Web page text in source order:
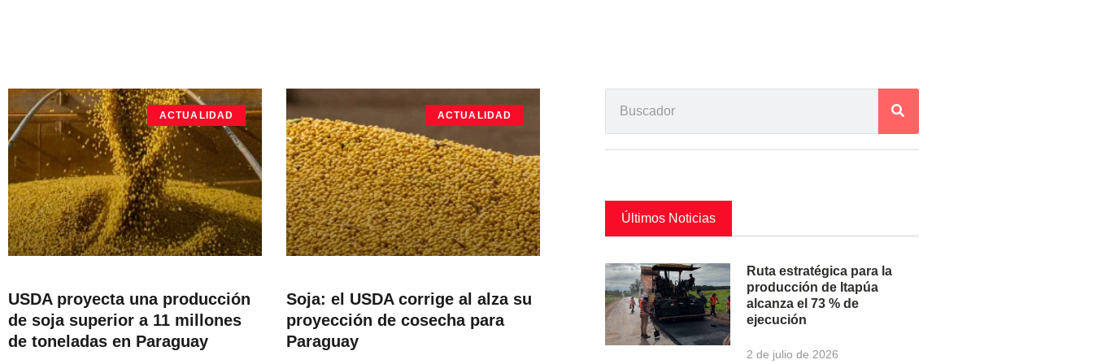
ACTUALIDAD
USDA proyecta una producción
de soja superior a 11 millones
de toneladas en Paraguay
ACTUALIDAD
Soja: el USDA corrige al alza su
proyección de cosecha para
Paraguay
Últimos Noticias
Ruta estratégica para la
producción de Itapúa
alcanza el 73 % de
ejecución
2 de julio de 2026